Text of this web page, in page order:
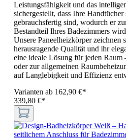
Leistungsfähigkeit und das
sichergestellt, dass Ihre
gebrauchsfertig sind, wodurch er
Bestandteil Ihres Badezimmers
Unsere Paneelheizkörper zeichnen
herausragende Qualität und ihr
eine ideale Lösung für jeden Raum
oder zur allgemeinen
auf Langlebigkeit und Effizienz
Varianten ab 162,90 €*
339,80 €*